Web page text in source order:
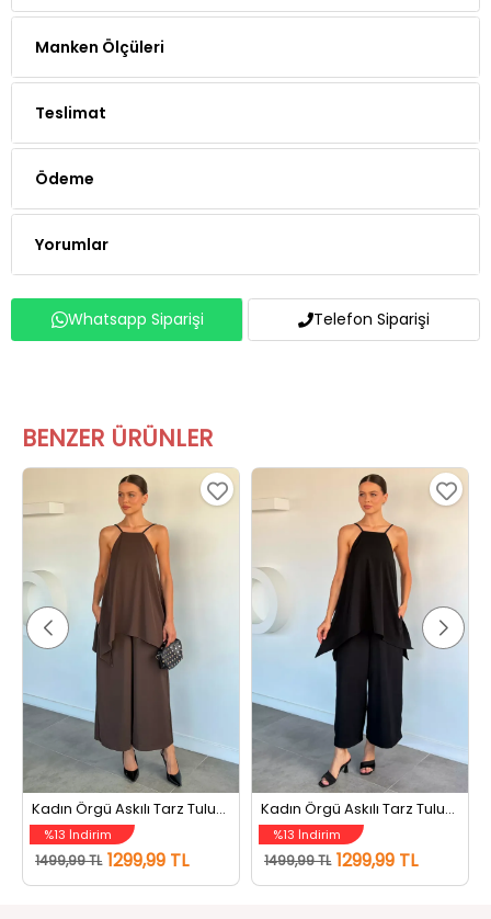
Manken Ölçüleri
Teslimat
Ödeme
Yorumlar
%13 İndirim
1499,99 TL 1299,99 TL
%13 İndirim
1499,99 TL 1299,99 TL